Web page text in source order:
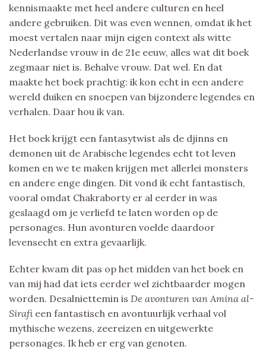
kennismaakte met heel andere culturen en heel
andere gebruiken. Dit was even wennen, omdat ik het
moest vertalen naar mijn eigen context als witte
Nederlandse vrouw in de 21e eeuw, alles wat dit boek
zegmaar niet is. Behalve vrouw. Dat wel. En dat
maakte het boek prachtig: ik kon echt in een andere
wereld duiken en snoepen van bijzondere legendes en
verhalen. Daar hou ik van.
Het boek krijgt een fantasytwist als de djinns en
demonen uit de Arabische legendes echt tot leven
komen en we te maken krijgen met allerlei monsters
en andere enge dingen. Dit vond ik echt fantastisch,
vooral omdat Chakraborty er al eerder in was
geslaagd om je verliefd te laten worden op de
personages. Hun avonturen voelde daardoor
levensecht en extra gevaarlijk.
Echter kwam dit pas op het midden van het boek en
van mij had dat iets eerder wel zichtbaarder mogen
worden. Desalniettemin is De avonturen van Amina al-
Sirafi een fantastisch en avontuurlijk verhaal vol
mythische wezens, zeereizen en uitgewerkte
personages. Ik heb er erg van genoten.